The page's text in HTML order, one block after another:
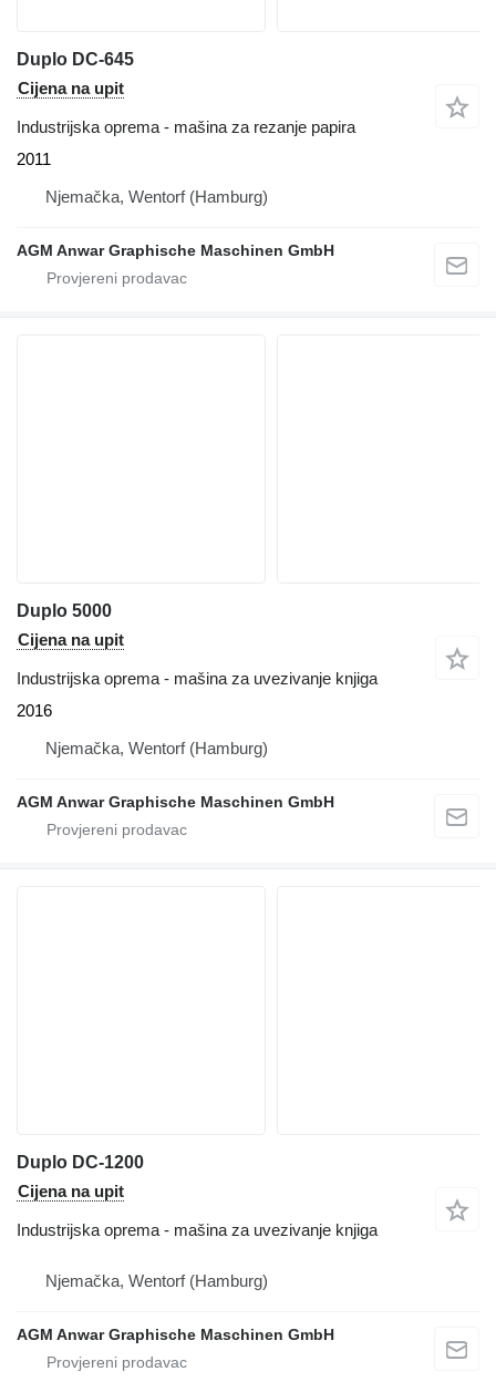
Duplo DC-645
Cijena na upit
Industrijska oprema - mašina za rezanje papira
2011
Njemačka, Wentorf (Hamburg)
AGM Anwar Graphische Maschinen GmbH
Duplo 5000
Cijena na upit
Industrijska oprema - mašina za uvezivanje knjiga
2016
Njemačka, Wentorf (Hamburg)
AGM Anwar Graphische Maschinen GmbH
Duplo DC-1200
Cijena na upit
Industrijska oprema - mašina za uvezivanje knjiga
Njemačka, Wentorf (Hamburg)
AGM Anwar Graphische Maschinen GmbH